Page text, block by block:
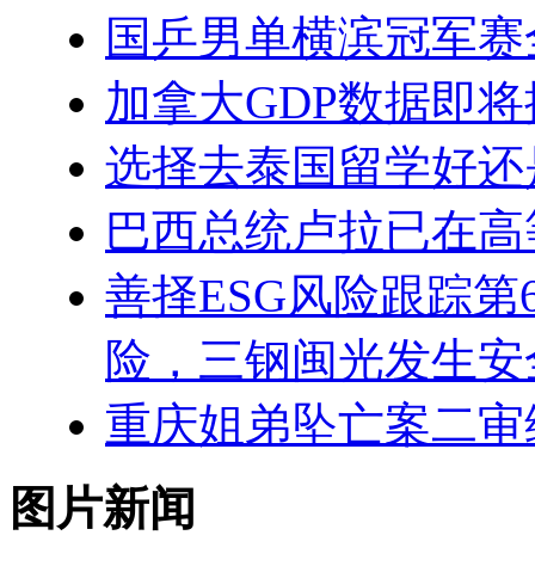
国乒男单横滨冠军
加拿大GDP数据即
选择去泰国留学好
巴西总统卢拉已在
善择ESG风险跟踪
险，三钢闽光发生
重庆姐弟坠亡案二
图片新闻